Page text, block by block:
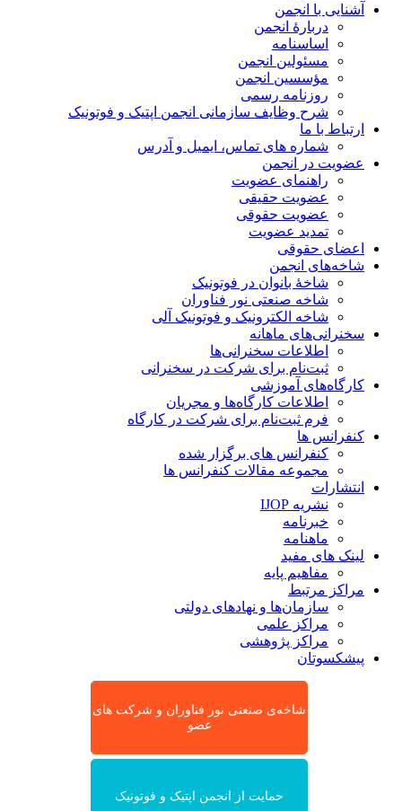
آشنایی با انجمن
دربارۀ انجمن
اساسنامه
مسئولین انجمن
مؤسسین انجمن
روزنامه رسمی
شرح وظایف سازمانی انجمن اپتیک و فوتونیک
ارتباط با ما
شماره های تماس، ایمیل و آدرس
عضویت در انجمن
راهنمای عضویت
عضویت حقیقی
عضویت حقوقی
تمدید عضویت
اعضای حقوقی
شاخه‌های انجمن
شاخۀ بانوان در فوتونیک
شاخه صنعتی نور فناوران
شاخه‌ الکترونیک و فوتونیک آلی
سخنرانی‌های ماهانه
اطلاعات سخنرانی‌‌ها
ثبت‌نام برای شرکت در سخنرانی
کارگاه‌های آموزشی
اطلاعات کارگاه‌ها و مجریان
فرم ثبت‌نام برای شرکت در کارگاه
کنفرانس ها
کنفرانس های برگزار شده
مجموعه مقالات کنفرانس ها
انتشارات
نشریه IJOP
خبرنامه
ماهنامه
لینک های مفید
مفاهیم پایه
مراکز مرتبط
سازمان‌ها و نهادهای دولتی
مراکز علمی
مراکز پژوهشی
پیشکسوتان
شاخه‌ی صنعتی نور فناوران و شرکت های
عضو
حمایت از انجمن اپتیک و فوتونیک